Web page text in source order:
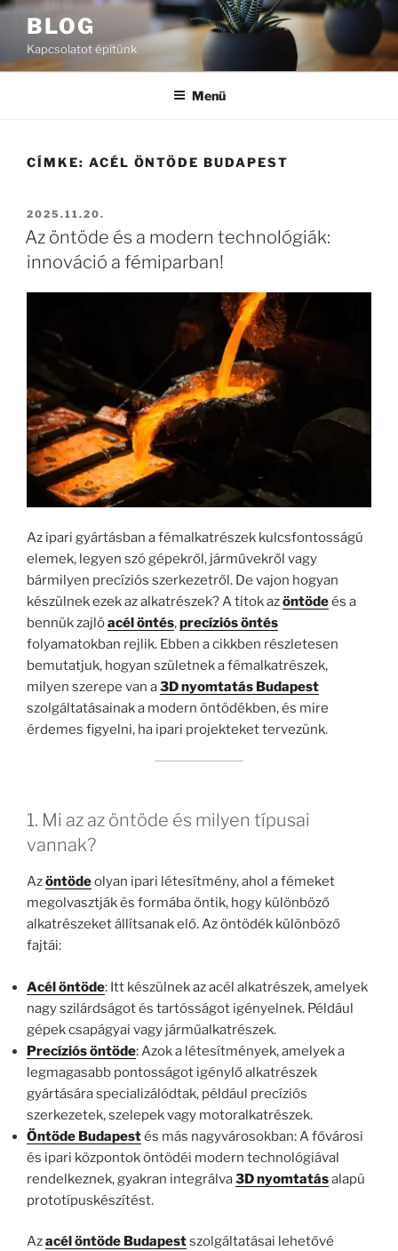
Tartalomhoz
BLOG
Kapcsolatot építünk
Menü
CÍMKE: ACÉL ÖNTÖDE BUDAPEST
BEKÜLDVE:
2025.11.20.
Az öntöde és a modern technológiák:
innováció a fémiparban!
Az ipari gyártásban a fémalkatrészek kulcsfontosságú
elemek, legyen szó gépekről, járművekről vagy
bármilyen precíziós szerkezetről. De vajon hogyan
készülnek ezek az alkatrészek? A titok azöntödeés a
bennük zajlóacél öntés,precíziós öntés
folyamatokban rejlik. Ebben a cikkben részletesen
bemutatjuk, hogyan születnek a fémalkatrészek,
milyen szerepe van a3D nyomtatás Budapest
szolgáltatásainak a modern öntödékben, és mire
érdemes figyelni, ha ipari projekteket tervezünk.
1. Mi az az öntöde és milyen típusai
vannak?
Azöntödeolyan ipari létesítmény, ahol a fémeket
megolvasztják és formába öntik, hogy különböző
alkatrészeket állítsanak elő. Az öntödék különböző
fajtái:
Acél öntöde: Itt készülnek az acél alkatrészek, amelyek
nagy szilárdságot és tartósságot igényelnek. Például
gépek csapágyai vagy járműalkatrészek.
Precíziós öntöde: Azok a létesítmények, amelyek a
legmagasabb pontosságot igénylő alkatrészek
gyártására specializálódtak, például precíziós
szerkezetek, szelepek vagy motoralkatrészek.
Öntöde Budapestés más nagyvárosokban: A fővárosi
és ipari központok öntödéi modern technológiával
rendelkeznek, gyakran integrálva3D nyomtatásalapú
prototípuskészítést.
Azacél öntöde Budapestszolgáltatásai lehetővé